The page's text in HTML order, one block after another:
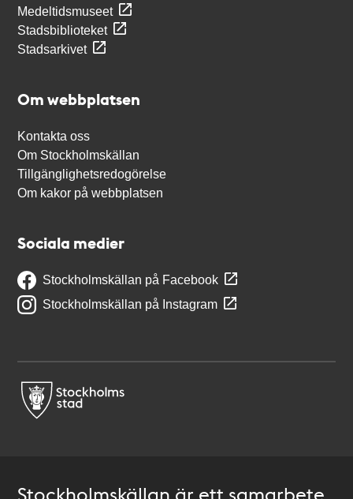
Medeltidsmuseet
Stadsbiblioteket
Stadsarkivet
Om webbplatsen
Kontakta oss
Om Stockholmskällan
Tillgänglighetsredogörelse
Om kakor på webbplatsen
Sociala medier
Stockholmskällan på Facebook
Stockholmskällan på Instagram
Stockholmskällan är ett samarbete